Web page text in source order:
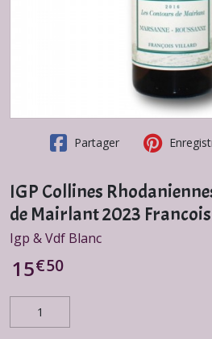
Partager
IGP Collines
de Mairlant 2023
Igp & Vdf Blanc
15€50